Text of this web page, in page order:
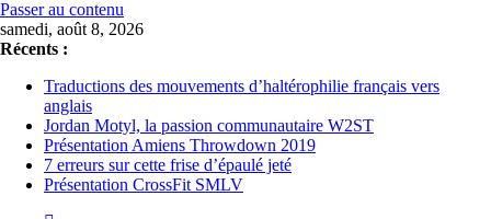
Passer au contenu
samedi, août 8, 2026
Récents :
Traductions des mouvements d’haltérophilie français vers
anglais
Jordan Motyl, la passion communautaire W2ST
Présentation Amiens Throwdown 2019
7 erreurs sur cette frise d’épaulé jeté
Présentation CrossFit SMLV